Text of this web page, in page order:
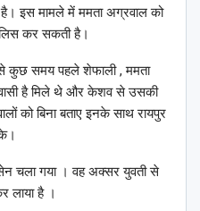
इस मामले में ममता अग्रवाल को
कर सकती है।
कुछ समय पहले शेफाली , ममता
है मिले थे और केशव से उसकी
को बिना बताए इनके साथ रायपुर
चला गया । वह अक्सर युवती से
लाया है ।